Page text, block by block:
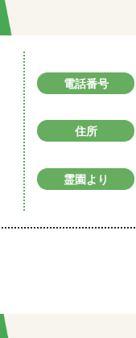
電話番号
住所
霊園より